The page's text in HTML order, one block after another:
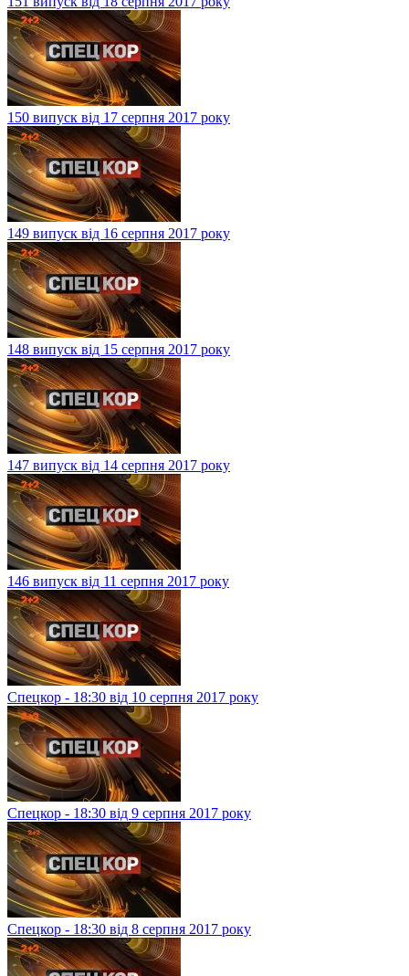
151 випуск від 18 серпня 2017 року
150 випуск від 17 серпня 2017 року
149 випуск від 16 серпня 2017 року
148 випуск від 15 серпня 2017 року
147 випуск від 14 серпня 2017 року
146 випуск від 11 серпня 2017 року
Спецкор - 18:30 від 10 серпня 2017 року
Спецкор - 18:30 від 9 серпня 2017 року